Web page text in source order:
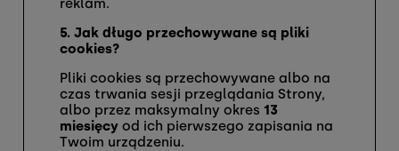
reklam.
5. Jak długo przechowywane są pliki
cookies?
Pliki cookies są przechowywane albo na
czas trwania sesji przeglądania Strony,
albo przez maksymalny okres 13
miesięcy od ich pierwszego zapisania na
Twoim urządzeniu.